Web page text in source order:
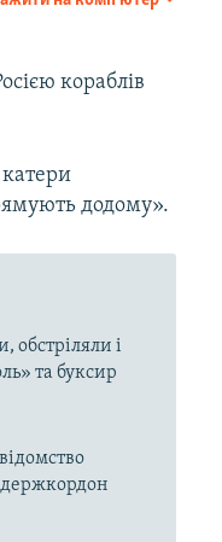
кораблів
катери
додому».
обстріляли і
та буксир
держкордон